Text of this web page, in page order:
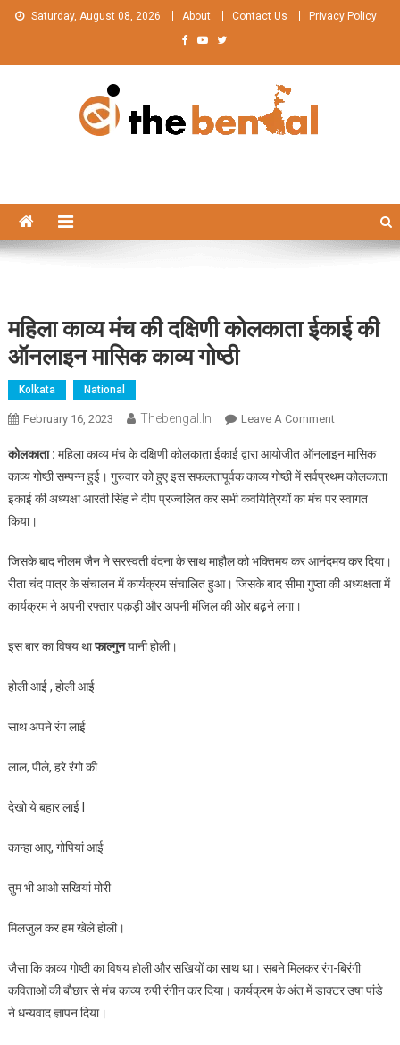
Skip
Saturday, August 08, 2026 About Contact Us Privacy Policy
महिला काव्य मंच की दक्षिणी कोलकाता ईकाई की
ऑनलाइन मासिक काव्य गोष्ठी
Kolkata National
February 16, 2023 Thebengal.in Leave A CommentOn
काव्य
मंच
की
ईकाई
की
कोलकाता : महिला काव्य मंच के दक्षिणी कोलकाता ईकाई द्वारा आयोजीत ऑनलाइन मासिक
काव्य गोष्ठी सम्पन्न हुई। गुरुवार को हुए इस सफलतापूर्वक काव्य गोष्ठी में सर्वप्रथम कोलकाता
इकाई की अध्यक्षा आरती सिंह ने दीप प्रज्वलित कर सभी कवयित्रियों का मंच पर स्वागत
किया।
जिसके बाद नीलम जैन ने सरस्वती वंदना के साथ माहौल को भक्तिमय कर आनंदमय कर दिया।
रीता चंद पात्र के संचालन में कार्यक्रम संचालित हुआ। जिसके बाद सीमा गुप्ता की अध्यक्षता में
कार्यक्रम ने अपनी रफ्तार पक़ड़ी और अपनी मंजिल की ओर बढ़ने लगा।
इस बार का विषय थाफाल्गुनयानी होली।
होली आई , होली आई
साथ अपने रंग लाई
लाल, पीले, हरे रंगो की
देखो ये बहार लाई l
कान्हा आए, गोपियां आई
तुम भी आओ सखियां मोरी
मिलजुल कर हम खेले होली।
जैसा किकाव्य गोष्ठी का विषय होली और सखियों का साथ था। सबने मिलकर रंग-बिरंगी
कविताओं की बौछार से मंच काव्य रुपी रंगीन कर दिया। कार्यक्रम के अंत में डाक्टर उषा पांडे
ने धन्यवाद ज्ञापन दिया।